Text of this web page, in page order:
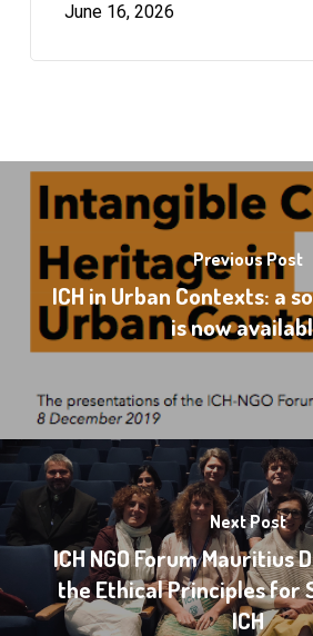
June 16, 2026
Previous Post
ICH in Urban Contexts: a
is now
Next Post
ICH NGO Forum Mauritius
the Ethical Principles for
ICH